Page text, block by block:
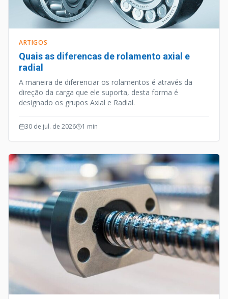
ARTIGOS
Quais as diferencas de rolamento axial e
radial
A maneira de diferenciar os rolamentos é através da
direção da carga que ele suporta, desta forma é
designado os grupos Axial e Radial.
30 de jul. de 2026 1 min